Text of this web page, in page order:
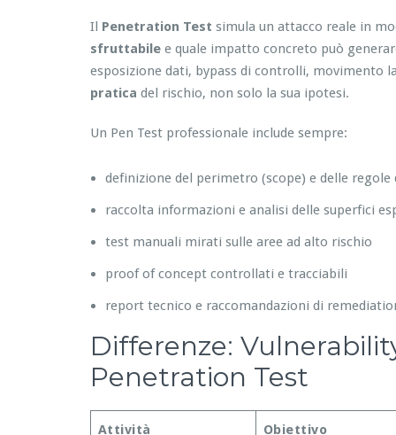
Il Penetration Test simula un attacco reale in
sfruttabile e quale impatto concreto può
esposizione dati, bypass di controlli, movimento
pratica del rischio, non solo la sua ipotesi.
Un Pen Test professionale include sempre:
definizione del perimetro (scope) e delle regole
raccolta informazioni e analisi delle superfici
test manuali mirati sulle aree ad alto rischio
proof of concept controllati e tracciabili
report tecnico e raccomandazioni di
Differenze:
Penetration Test
Attività Obiettivo